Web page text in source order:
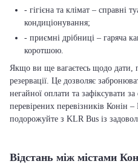
- гігієна та клімат – справні
кондиціонування;
- приємні дрібниці – гаряча
коротшою.
Якщо ви ще вагаєтесь щодо дати,
резервації. Це дозволяє
негайної оплати та зафіксувати
перевірених перевізників Конін
подорожуйте з KLR Bus із
Відстань між містами